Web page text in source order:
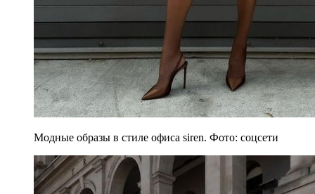
Модные образы в стиле офиса siren. Фото: соцсети